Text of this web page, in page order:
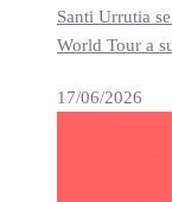
Santi Urrutia
World Tour a
17/06/2026